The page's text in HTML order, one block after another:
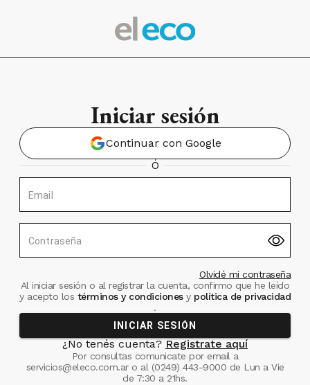
Iniciar sesión
Continuar con Google
Ó
Email
Contraseña
Olvidé mi contraseña
Al iniciar sesión o al registrar la cuenta, confirmo que he leído
y acepto los términos y condiciones ypolítica de privacidad
.
INICIAR SESIÓN
¿No tenés cuenta? Registrate aquí
Por consultas comunicate por email a
servicios@eleco.com.aro al (0249) 443-9000 de Lun a Vie
de 7:30 a 21hs.